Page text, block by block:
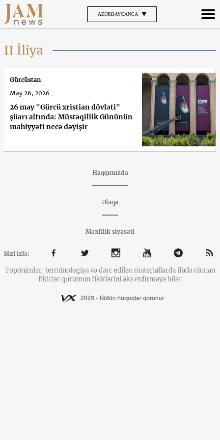
AZƏRBAYCANCA
II İliya
26 may "Gürcü xristian dövləti"
şüarı altında: Müstəqillik Gününün
mahiyyəti necə dəyişir
Gürcüstan
May 26, 2026
Haqqımızda
Əlaqə
Məxfilik siyasəti
Bizi izlə:
Toponimlər, terminologiya və dərc edilən materiallarda ifadə olunan
fikirlər qurumun fikirlərini əks etdirməyə bilər
2025 - Bütün hüquqlar qorunur